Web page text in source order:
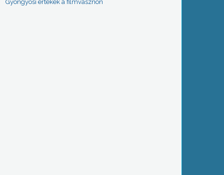
Gyöngyösi értékek a filmvásznon